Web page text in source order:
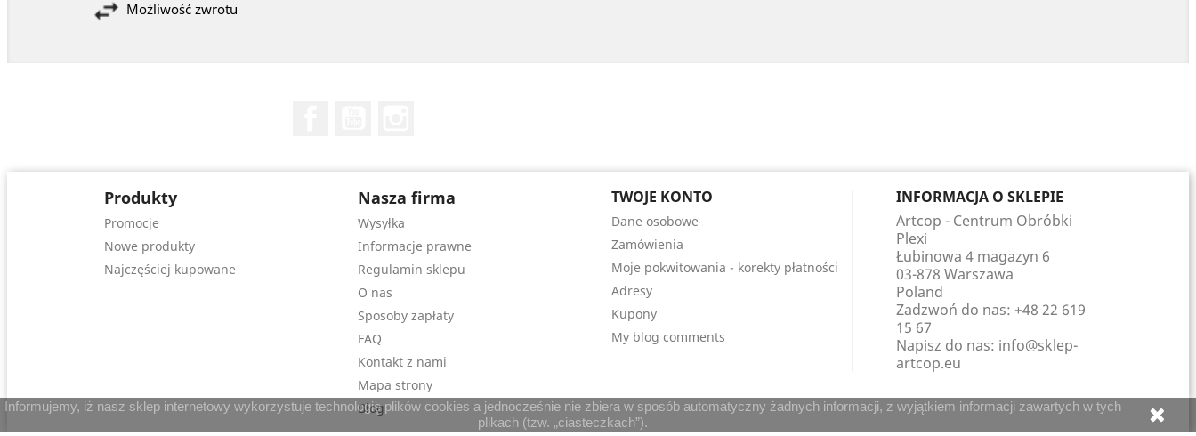
Możliwość zwrotu
Produkty
Promocje
Nowe produkty
Najczęściej kupowane
Nasza firma
Wysyłka
Informacje prawne
Regulamin sklepu
O nas
Sposoby zapłaty
FAQ
Kontakt z nami
Mapa strony
Blog
TWOJE KONTO
Dane osobowe
Zamówienia
Moje pokwitowania - korekty płatności
Adresy
Kupony
My blog comments
INFORMACJA O SKLEPIE
Artcop - Centrum Obróbki
Plexi
Łubinowa 4 magazyn 6
03-878 Warszawa
Poland
Zadzwoń do nas: +48 22 619
15 67
Napisz do nas: info@sklep-
artcop.eu
Informujemy, iż nasz sklep internetowy wykorzystuje technologię plików cookies a jednocześnie nie zbiera w sposób automatyczny żadnych informacji, z wyjątkiem informacji zawartych w tych
plikach (tzw. „ciasteczkach”).